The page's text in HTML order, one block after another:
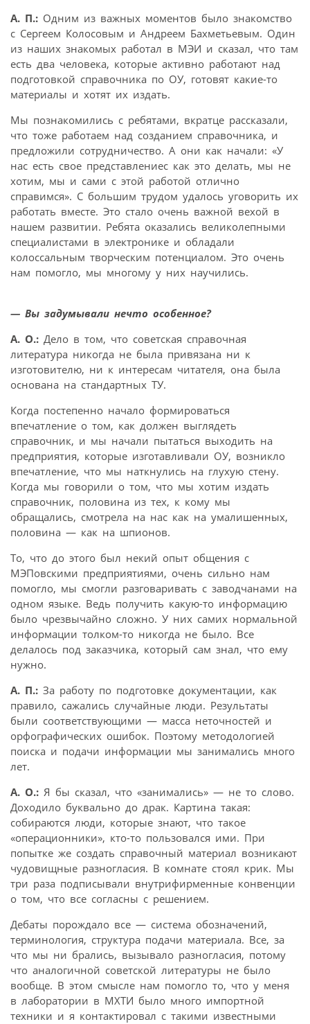
А. П.: Одним из важных моментов было знакомство
с Сергеем Колосовым и Андреем Бахметьевым. Один
из наших знакомых работал в МЭИ и сказал, что там
есть два человека, которые активно работают над
подготовкой справочника по ОУ, готовят какие-то
материалы и хотят их издать.
Мы познакомились с ребятами, вкратце рассказали,
что тоже работаем над созданием справочника, и
предложили сотрудничество. А они как начали: «У
нас есть свое представлениес как это делать, мы не
хотим, мы и сами с этой работой отлично
справимся». С большим трудом удалось уговорить их
работать вместе. Это стало очень важной вехой в
нашем развитии. Ребята оказались великолепными
специалистами в электронике и обладали
колоссальным творческим потенциалом. Это очень
нам помогло, мы многому у них научились.
— Вы задумывали нечто особенное?
А. О.: Дело в том, что советская справочная
литература никогда не была привязана ни к
изготовителю, ни к интересам читателя, она была
основана на стандартных ТУ.
Когда постепенно начало формироваться
впечатление о том, как должен выглядеть
справочник, и мы начали пытаться выходить на
предприятия, которые изготавливали ОУ, возникло
впечатление, что мы наткнулись на глухую стену.
Когда мы говорили о том, что мы хотим издать
справочник, половина из тех, к кому мы
обращались, смотрела на нас как на умалишенных,
половина — как на шпионов.
То, что до этого был некий опыт общения с
МЭПовскими предприятиями, очень сильно нам
помогло, мы смогли разговаривать с заводчанами на
одном языке. Ведь получить какую-то информацию
было чрезвычайно сложно. У них самих нормальной
информации толком-то никогда не было. Все
делалось под заказчика, который сам знал, что ему
нужно.
А. П.: За работу по подготовке документации, как
правило, сажались случайные люди. Результаты
были соответствующими — масса неточностей и
орфографических ошибок. Поэтому методологией
поиска и подачи информации мы занимались много
лет.
А. О.: Я бы сказал, что «занимались» — не то слово.
Доходило буквально до драк. Картина такая:
собираются люди, которые знают, что такое
«операционники», кто-то пользовался ими. При
попытке же создать справочный материал возникают
чудовищные разногласия. В комнате стоял крик. Мы
три раза подписывали внутрифирменные конвенции
о том, что все согласны с решением.
Дебаты порождало все — система обозначений,
терминология, структура подачи материала. Все, за
что мы ни брались, вызывало разногласия, потому
что аналогичной советской литературы не было
вообще. В этом смысле нам помогло то, что у меня
в лаборатории в МХТИ было много импортной
техники и я контактировал с такими известными